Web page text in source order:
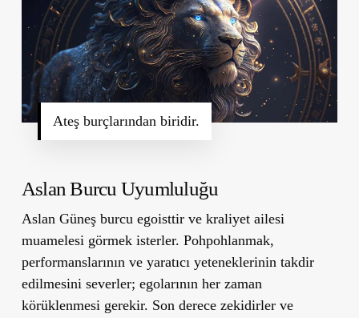
Ateş burçlarından biridir.
Aslan Burcu Uyumluluğu
Aslan Güneş burcu egoisttir ve kraliyet ailesi
muamelesi görmek isterler. Pohpohlanmak,
performanslarının ve yaratıcı yeteneklerinin takdir
edilmesini severler; egolarının her zaman
körüklenmesi gerekir. Son derece zekidirler ve